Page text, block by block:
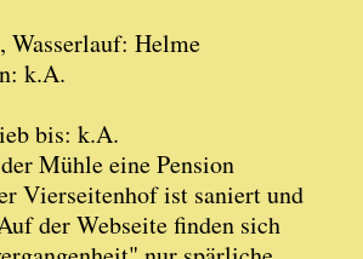
Wasserlauf: Helme
k.A.
bis: k.A.
Mühle eine Pension
Vierseitenhof ist saniert und
der Webseite finden sich